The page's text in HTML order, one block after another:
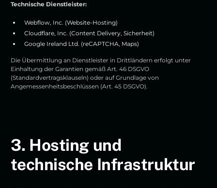
Technische Dienstleister:
Webflow, Inc. (Website-Hosting)
Cloudflare, Inc. (Content Delivery, Sicherheit)
Google Ireland Ltd. (reCAPTCHA, Maps)
Die Übermittlung an Dienstleister in Drittländern erfolgt unter
Einhaltung der Garantien gemäß Art. 46 DSGVO
(Standardvertragsklauseln) oder auf Grundlage von
Angemessenheitsbeschlüssen (Art. 45 DSGVO).
3. Hosting und
technische Infrastruktur